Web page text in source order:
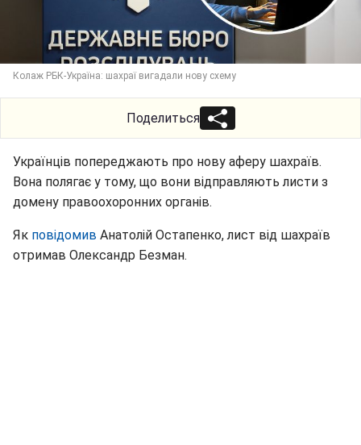
Колаж РБК-Україна: шахраї вигадали нову схему
Поделиться
Українців попереджають про нову аферу шахраїв.
Вона полягає у тому, що вони відправляють листи з
домену правоохоронних органів.
Як повідомив Анатолій Остапенко, лист від шахраїв
отримав Олександр Безман.